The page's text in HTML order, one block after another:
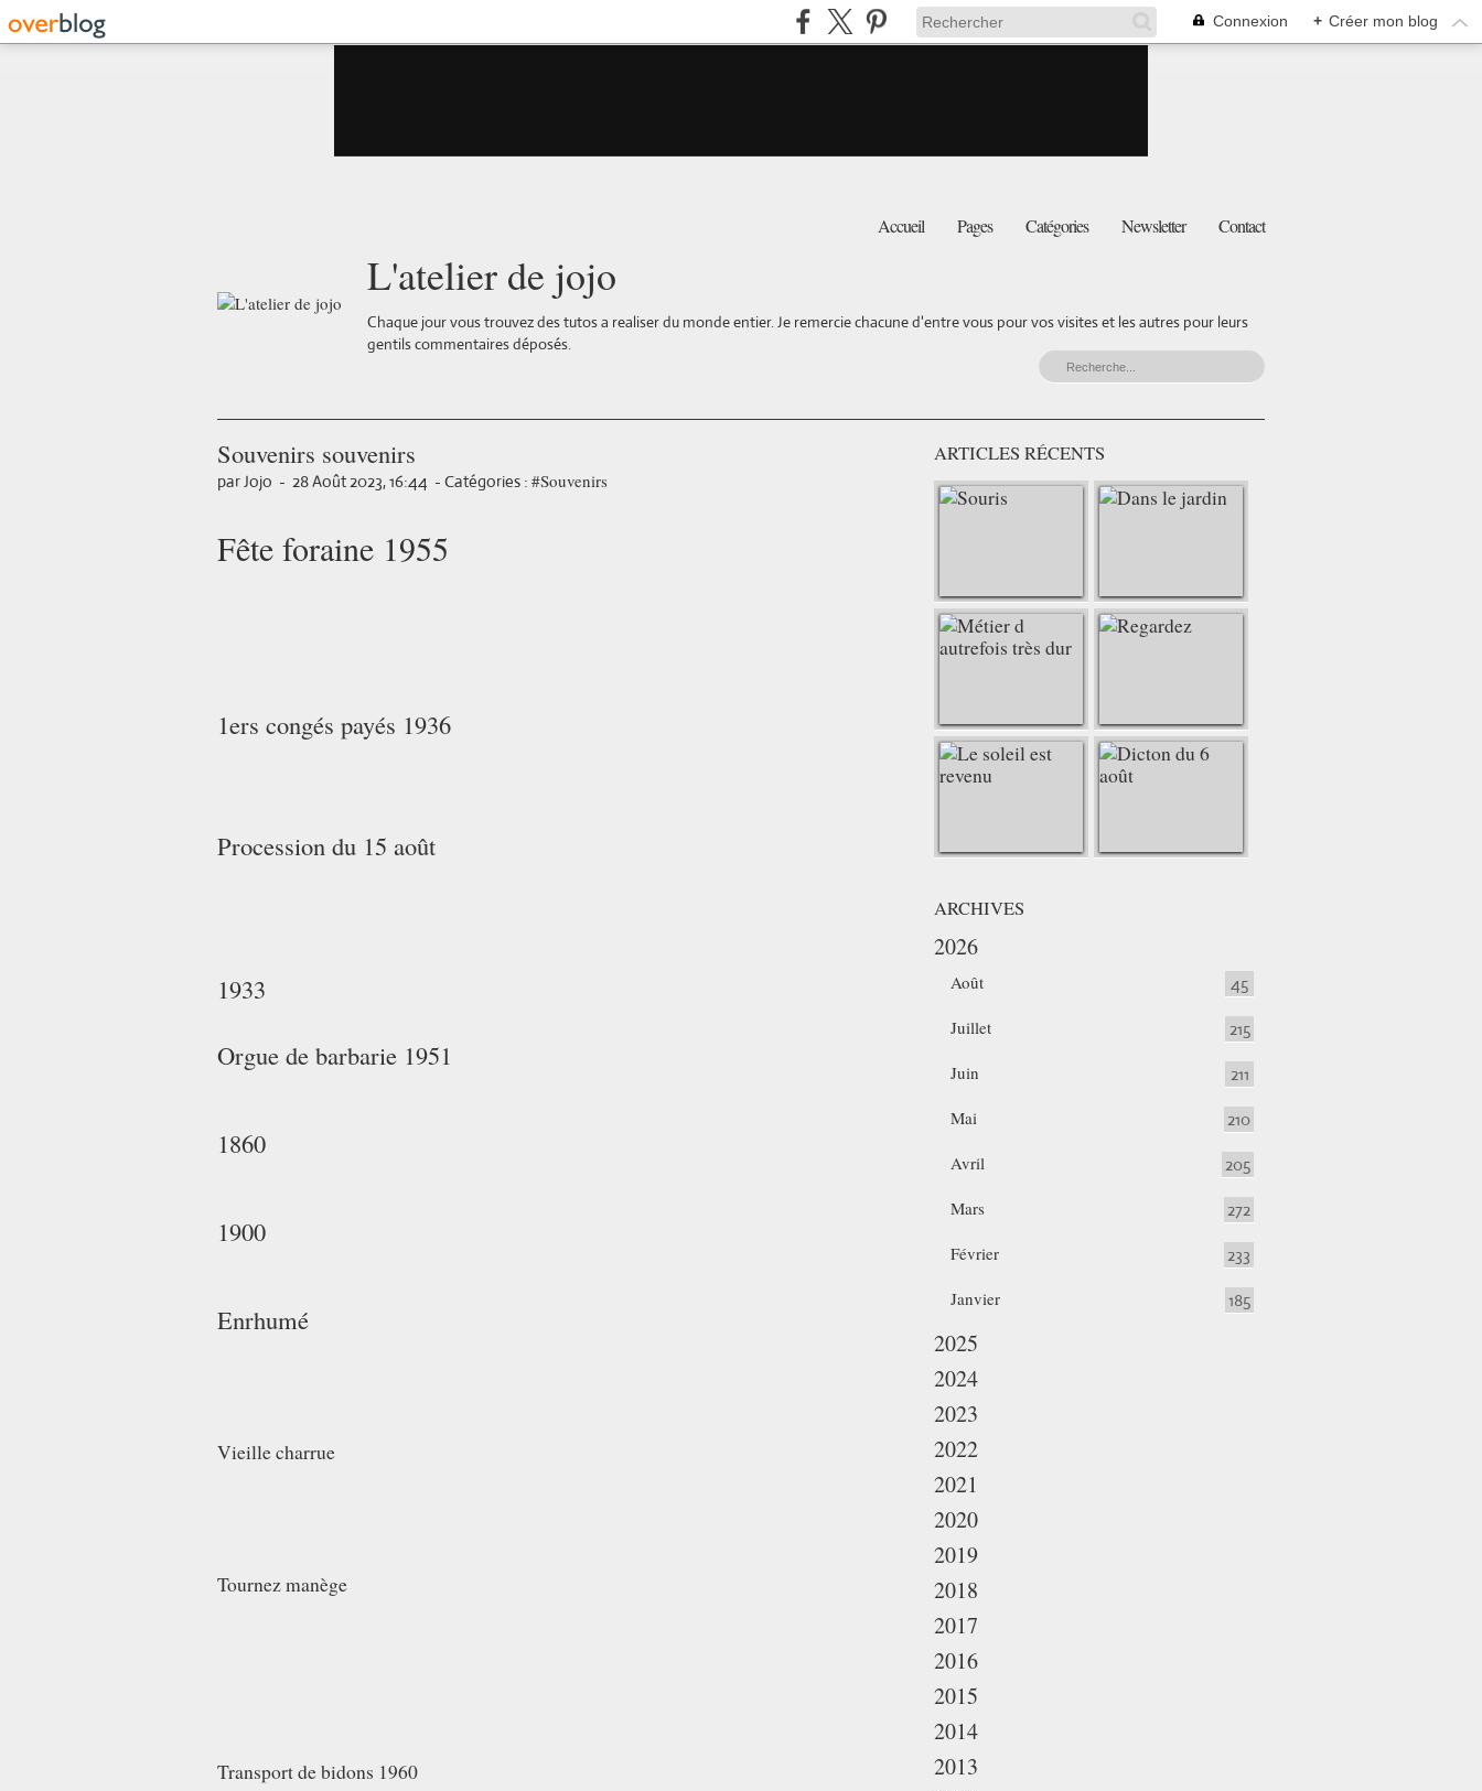
Connexion + Créer mon blog
Accueil Pages Catégories Newsletter Contact
L'atelier de jojo
Chaque jour vous trouvez des tutos a realiser du monde entier. Je remercie chacune d'entre vous pour vos visites et les autres pour leurs
gentils commentaires déposés.
Souvenirs souvenirs
par Jojo - 28 Août 2023, 16:44 - Catégories : #Souvenirs
Fête foraine 1955
1ers congés payés 1936
Procession du 15 août
1933
Orgue de barbarie 1951
1860
1900
Enrhumé
Vieille charrue
Tournez manège
Transport de bidons 1960
ARTICLES RÉCENTS
ARCHIVES
2026
Août 45
Juillet 215
Juin 211
Mai 210
Avril 205
Mars 272
Février 233
Janvier 185
2025
2024
2023
2022
2021
2020
2019
2018
2017
2016
2015
2014
2013